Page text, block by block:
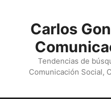
contenidoCarlos
Tendencias de
Comunicación Social,